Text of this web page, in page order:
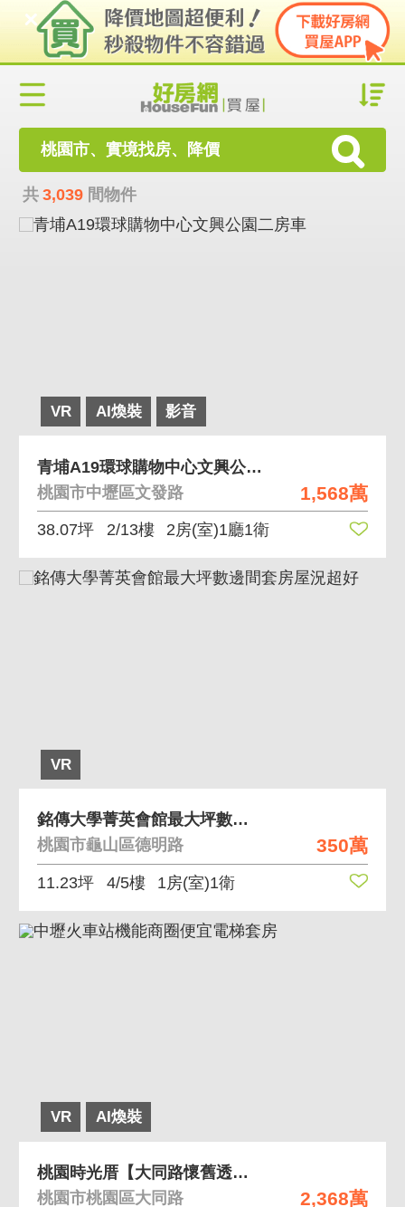
桃園市、實境找房、降價
共 3,039 間物件
VR AI煥裝 影音
1,568萬
青埔A19環球購物中心文興公園二房車
桃園市中壢區文發路
38.07坪 2/13樓 2房(室)1廳1衛
VR
350萬
銘傳大學菁英會館最大坪數邊間套房屋況超好
桃園市龜山區德明路
11.23坪 4/5樓 1房(室)1衛
VR AI煥裝
2,368萬
桃園時光厝【大同路懷舊透天】大地坪大空間
桃園市桃園區大同路